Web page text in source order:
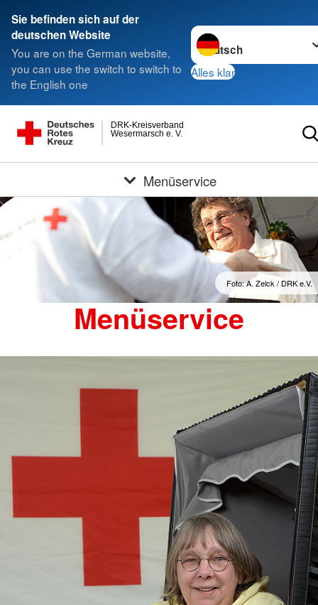
Sie befinden sich auf der
deutschen Website
You are on the German website,
you can use the switch to switch to
the English one
Sprache wechseln zu
Alles klar
Wesermarsch e. V.
DRK-Kreisverband
Menüservice
Foto: A. Zelck / DRK e.V.
Menüservice